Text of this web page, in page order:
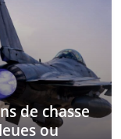
de chasse
ou